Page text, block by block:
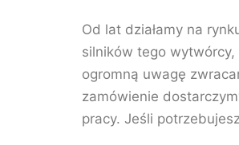
Od lat działamy na
silników tego
ogromną uwagę
zamówienie
pracy. Jeśli